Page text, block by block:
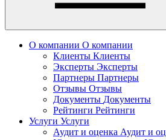
О компании О компании
Клиенты Клиенты
Эксперты Эксперты
Партнеры Партнеры
Отзывы Отзывы
Документы Документы
Рейтинги Рейтинги
Услуги Услуги
Аудит и оценка Аудит и